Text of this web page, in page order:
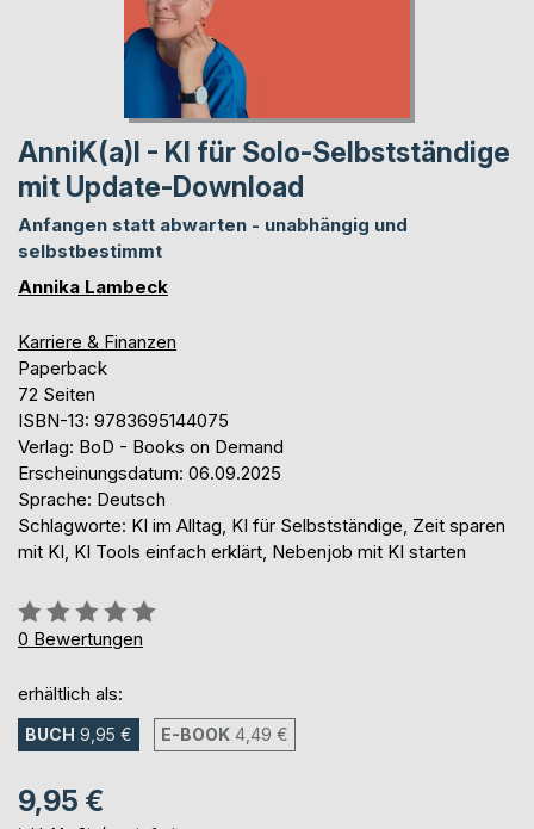
AnniK(a)I - KI für Solo-Selbstständige
mit Update-Download
Anfangen statt abwarten - unabhängig und
selbstbestimmt
Annika Lambeck
Karriere & Finanzen
Paperback
72 Seiten
ISBN-13: 9783695144075
Verlag: BoD - Books on Demand
Erscheinungsdatum: 06.09.2025
Sprache: Deutsch
Schlagworte: KI im Alltag, KI für Selbstständige, Zeit sparen
mit KI, KI Tools einfach erklärt, Nebenjob mit KI starten
Bewertung::
0%
0 Bewertungen
erhältlich als:
BUCH 9,95 € E-BOOK 4,49 €
9,95 €